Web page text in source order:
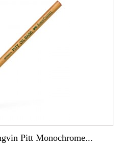
Pitt Monochrome...